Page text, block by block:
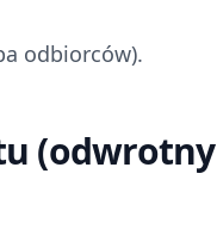
odbiorców).
(odwrotny